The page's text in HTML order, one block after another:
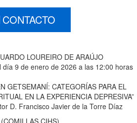
CONTACTO
LOUREIRO DE ARAÚJO
9 de enero de 2026 a las 12:00 horas
GETSEMANÍ: CATEGORÍAS PARA EL
EN LA EXPERIENCIA DEPRESIVA”
D. Francisco Javier de la Torre Díaz
CIHS)